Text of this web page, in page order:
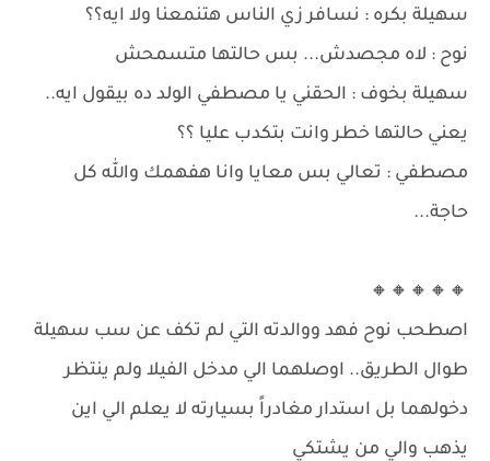
سهيلة بكره : نسافر زي الناس هتنمعنا ولا ايه؟؟
نوح : لاه مجصدش... بس حالتها متسمحش
سهيلة بخوف : الحقني يا مصطفي الولد ده بيقول ايه..
يعني حالتها خطر وانت بتكدب عليا ؟؟
مصطفي : تعالي بس معايا وانا هفهمك والله كل
حاجة...
🔸🔸🔸🔸🔸
اصطحب نوح فهد ووالدته التي لم تكف عن سب سهيلة
طوال الطريق.. اوصلهما الي مدخل الفيلا ولم ينتظر
دخولهما بل استدار مغادراً بسيارته لا يعلم الي اين
يذهب والي من يشتكي